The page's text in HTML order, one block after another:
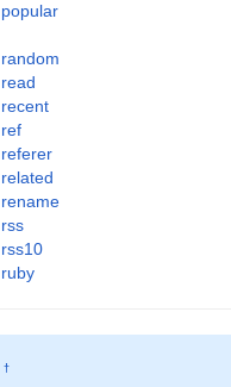
popular
random
read
recent
ref
referer
related
rename
rss
rss10
ruby
†